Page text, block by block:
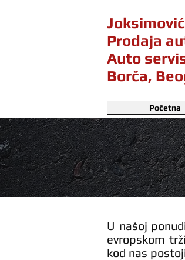
Prodaja
Auto
Borča,
Početna
U našoj
evropskom
kod nas